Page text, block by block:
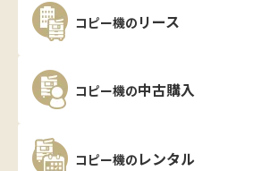
コピー機の リース
コピー機の中古購入
コピー機の レンタル